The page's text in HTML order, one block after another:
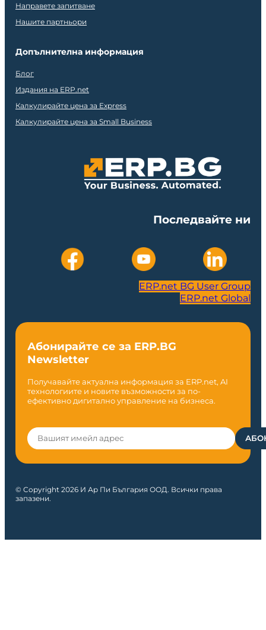
Направете запитване
Нашите партньори
Допълнителна информация
Блог
Издания на ERP.net
Калкулирайте цена за Express
Калкулирайте цена за Small Business
Последвайте ни
ERP.net BG User Group
ERP.net Global
Абонирайте се за ERP.BG
Newsletter
Получавайте актуална информация за ERP.net, AI
технологиите и новите възможности за по-
ефективно дигитално управление на бизнеса.
© Copyright 2026 И Ар Пи България ООД. Всички права
запазени.